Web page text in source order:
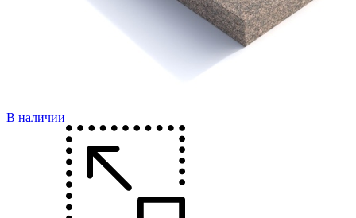
В наличии